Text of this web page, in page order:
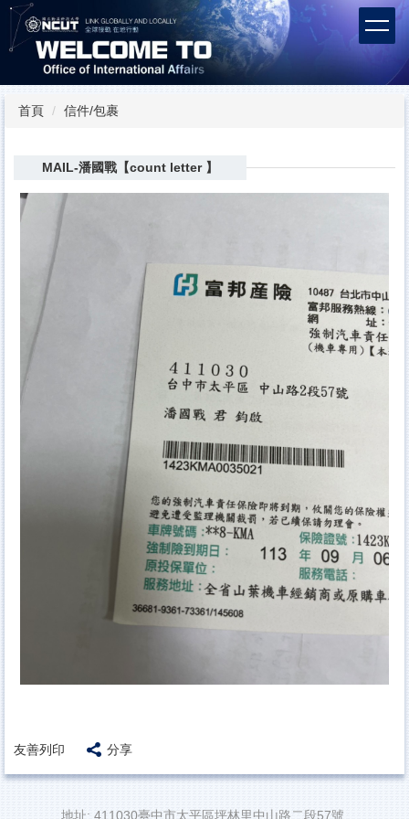
跳
到
主
內
容首頁 信件/包裹
MAIL-潘國戰【count letter 】
友善列印 分享
地址: 411030臺中市太平區坪林里中山路二段57號